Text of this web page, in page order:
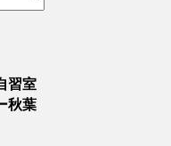
習室
秋葉